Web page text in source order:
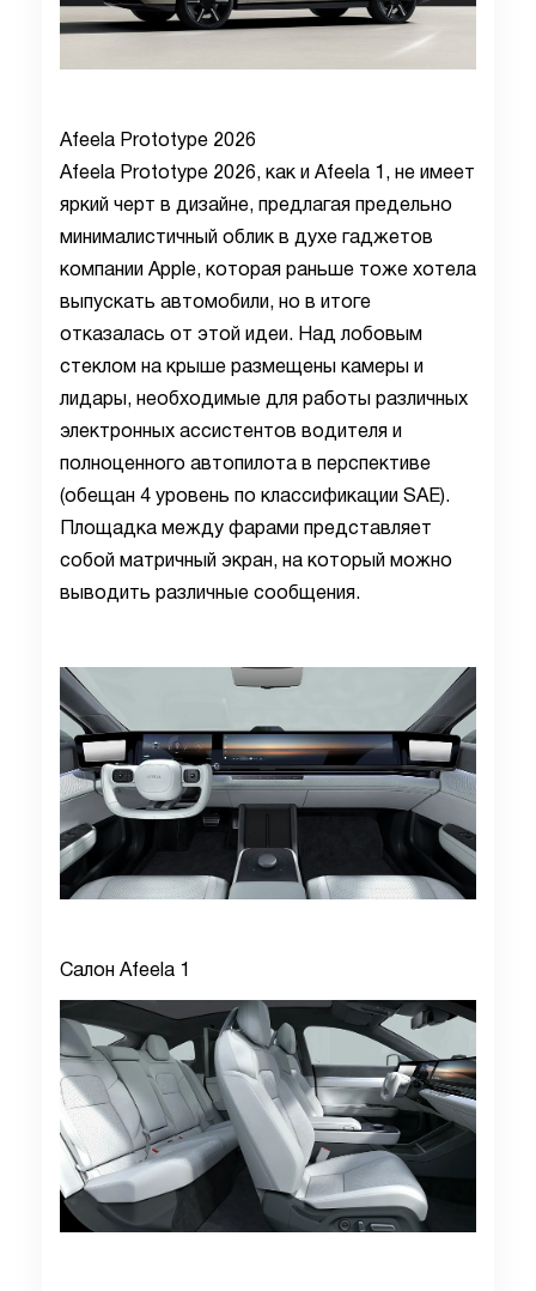
Afeela Prototype 2026
Afeela Prototype 2026, как и Afeela 1, не имеет
яркий черт в дизайне, предлагая предельно
минималистичный облик в духе гаджетов
компании Apple, которая раньше тоже хотела
выпускать автомобили, но в итоге
отказалась от этой идеи. Над лобовым
стеклом на крыше размещены камеры и
лидары, необходимые для работы различных
электронных ассистентов водителя и
полноценного автопилота в перспективе
(обещан 4 уровень по классификации SAE).
Площадка между фарами представляет
собой матричный экран, на который можно
выводить различные сообщения.
Салон Afeela 1